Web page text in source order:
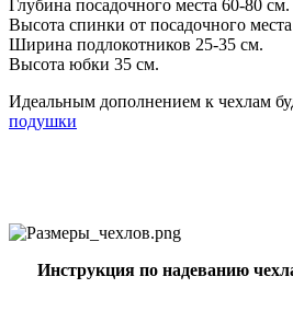
Глубина посадочного места 60-80 см.
Высота спинки от посадочного
Ширина подлокотников 25-35 см.
Высота юбки 35 см.
Идеальным дополнением к чехлам
подушки
Инструкция по надеванию